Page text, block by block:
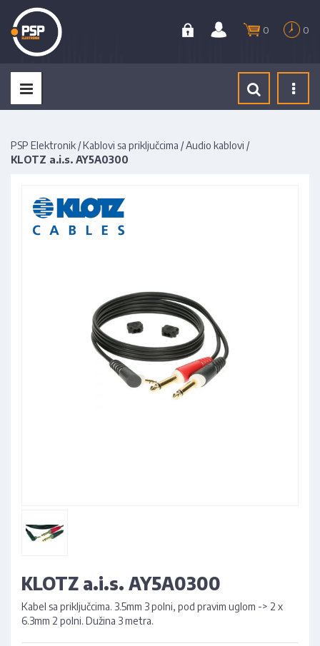
0 0
PSP Elektronik /Kablovi sa priključcima /Audio kablovi /
KLOTZ a.i.s. AY5A0300
KLOTZ a.i.s. AY5A0300
Kabel sa priključcima. 3.5mm 3 polni, pod pravim uglom -> 2 x
6.3mm 2 polni. Dužina 3 metra.